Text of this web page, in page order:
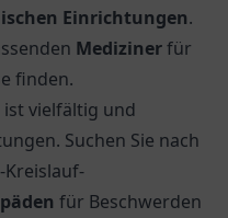
Einrichtungen.
Medizinerfür
finden.
ist vielfältig und
Suchen Sie nach
für Beschwerden